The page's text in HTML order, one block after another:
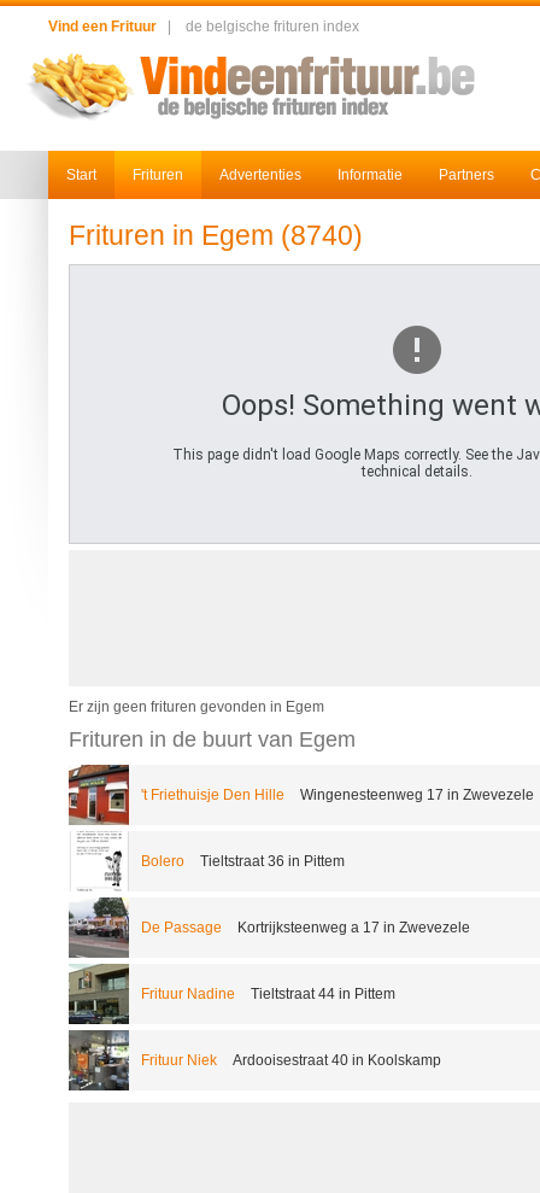
Vind een Frituur de belgische frituren index
Start Frituren Advertenties Informatie Partners
Frituren in Egem (8740)
Oops! Something went
This page didn't load Google Maps correctly. See the
technical details.
Er zijn geen frituren gevonden in Egem
Frituren in de buurt van Egem
't Friethuisje Den Hille Wingenesteenweg 17 in Zwevezele
Bolero Tieltstraat 36 in Pittem
De Passage Kortrijksteenweg a 17 in Zwevezele
Frituur Nadine Tieltstraat 44 in Pittem
Frituur Niek Ardooisestraat 40 in Koolskamp